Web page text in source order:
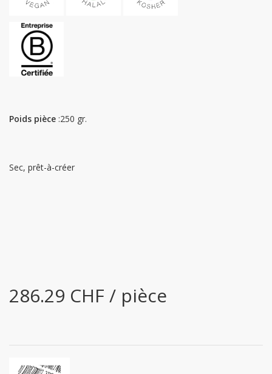
Poids pièce :250 gr.
Sec, prêt-à-créer
286.29 CHF / pièce